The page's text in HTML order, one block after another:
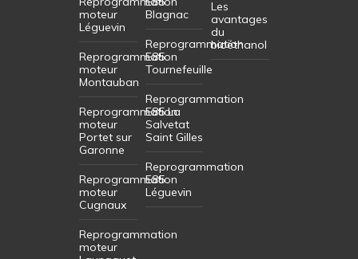
moteur
Léguevin
Reprogrammation
moteur
Montauban
Reprogrammation
moteur
Portet sur
Garonne
Reprogrammation
moteur
Cugnaux
Reprogrammation
moteur
Blagnac
Reprogrammation
E85
Tournefeuille
Reprogrammation
E85 La
Salvetat
Saint Gilles
Reprogrammation
E85
Léguevin
Les
avantages
du
bioéthanol